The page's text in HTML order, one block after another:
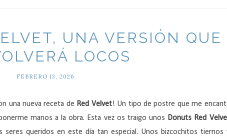
UNA VERSIÓN QUE
LOCOS
FEBRERO 13, 2026
una nueva receta de Red Velvet! Un tipo de postre que me
manos a la obra. Esta vez os traigo unos Donuts Red
queridos en este día tan especial. Unos bizcochitos tiernos